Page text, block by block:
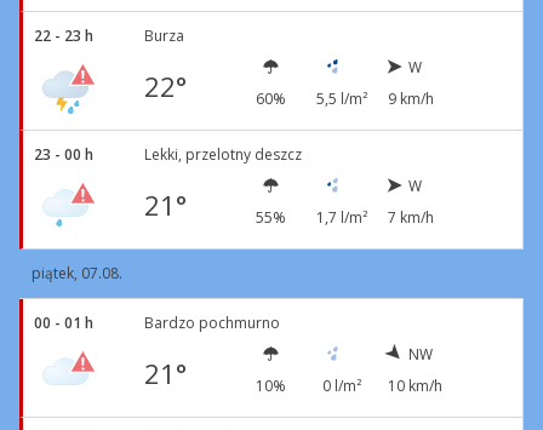
22 - 23 h Burza
22° 60% 5,5 l/m²
W
9 km/h
23 - 00 h Lekki, przelotny deszcz
21° 55% 1,7 l/m²
W
7 km/h
piątek, 07.08.
00 - 01 h Bardzo pochmurno
21° 10% 0 l/m²
NW
10 km/h